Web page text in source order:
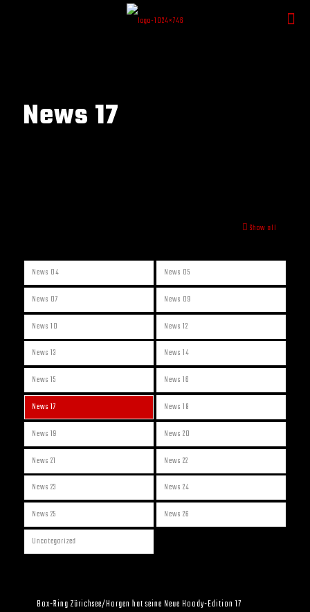
News 17
Show all
News 04 News 05
News 07 News 09
News 10 News 12
News 13 News 14
News 15 News 16
News 17 News 18
News 19 News 20
News 21 News 22
News 23 News 24
News 25 News 26
Uncategorized
Box-Ring Zürichsee/Horgen hat seine Neue Hoody-Edition 17